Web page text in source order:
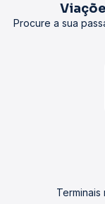
Procure a sua